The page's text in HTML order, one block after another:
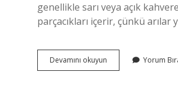
genellikle sarı veya açık
parçacıkları içerir, çünkü
Devamını okuyun
Boku
Yorum